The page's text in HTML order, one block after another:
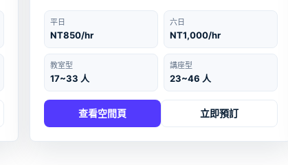
平日
NT850/hr
六日
NT1,000/hr
教室型
17~33 人
講座型
23~46 人
查看空間頁 立即預訂